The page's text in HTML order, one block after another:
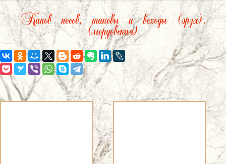
Каков посев, таковы и всходы (эрзя).
(мордовская)